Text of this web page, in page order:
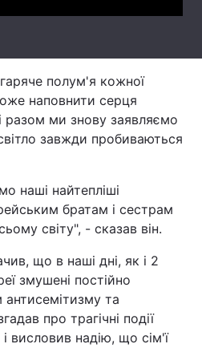
Вакансії
полум'я кожної
наповнити серця
ми знову заявляємо
завжди пробиваються
наші найтепліші
братам і сестрам
світу", - сказав він.
що в наші дні, як і 2
змушені постійно
та
про трагічні події
і висловив надію, що сім'ї